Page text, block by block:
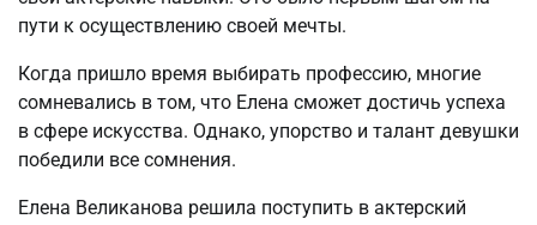
пути к осуществлению своей мечты.
Когда пришло время выбирать профессию, многие
сомневались в том, что Елена сможет достичь успеха
в сфере искусства. Однако, упорство и талант девушки
победили все сомнения.
Елена Великанова решила поступить в актерский